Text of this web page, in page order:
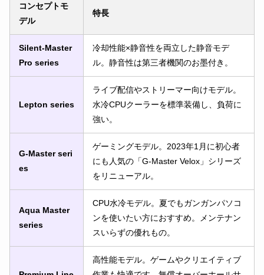
コンセプトモ
デル
特長
Silent-Master
Pro series
冷却性能×静音性を両立した静音モデ
ル。静音性は第三者機関のお墨付き。
Lepton series
ライブ配信やストリーマー向けモデル。
水冷CPUクーラーを標準装備し、負荷に
強い。
G-Master seri
es
ゲーミングモデル。2023年1月に初心者
にも人気の「G-Master Velox」シリーズ
をリニューアル。
Aqua Master
series
CPU水冷モデル。夏でもガンガンパソコ
ンを使いたい方におすすめ。メンテナン
スいらずの優れもの。
高性能モデル。ゲームやクリエイティブ